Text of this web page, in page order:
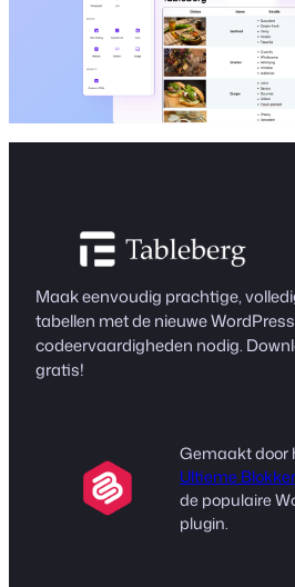
Maak eenvoudig prachtige,
tabellen met de nieuwe
codeervaardigheden nodig.
gratis!
Gemaakt door
Ultieme
de populaire
plugin.